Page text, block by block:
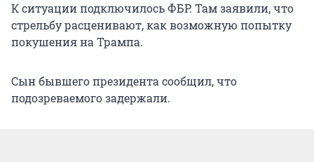
К ситуации подключилось ФБР. Там заявили, что
стрельбу расценивают, как возможную попытку
покушения на Трампа.
Сын бывшего президента сообщил, что
подозреваемого задержали.